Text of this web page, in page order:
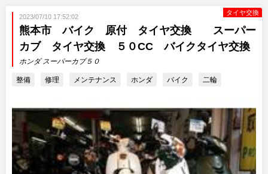
タイヤ交換
2023/07/10 17:52:02
熊本市 バイク 原付 タイヤ交換 スーパー
カブ タイヤ交換 ５０CC バイクタイヤ交換
ホンダ スーパーカブ５０
整備 修理 メンテナンス ホンダ バイク 二輪